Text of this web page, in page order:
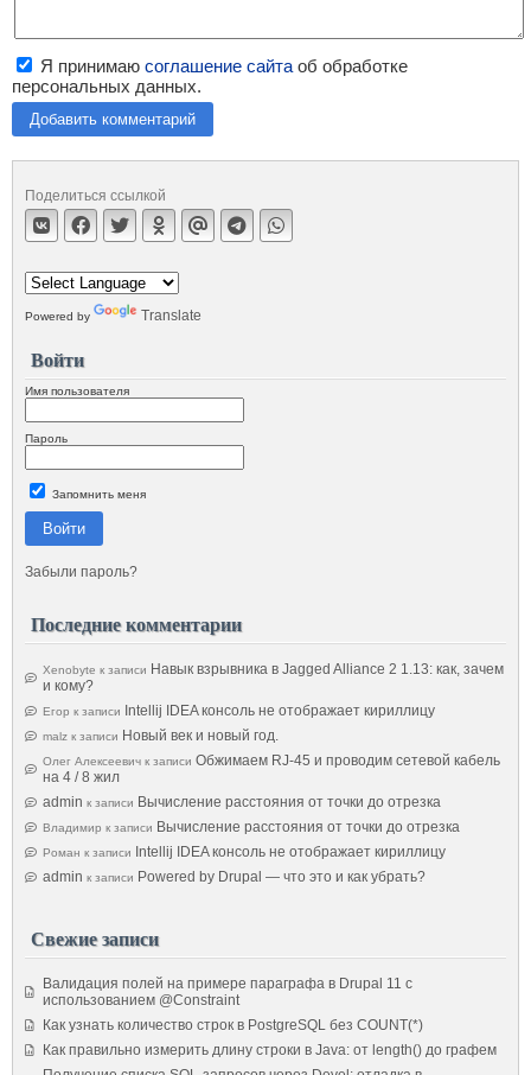
Я принимаю соглашение сайта об обработке
персональных данных.
Добавить комментарий
Поделиться ссылкой
Powered by Translate
Войти
Имя пользователя
Пароль
Запомнить меня
Войти
Забыли пароль?
Последние комментарии
Xenobyte к записи Навык взрывника в Jagged Alliance 2 1.13: как, зачем
и кому?
Егор к записи Intellij IDEA консоль не отображает кириллицу
malz к записи Новый век и новый год.
Олег Алексеевич к записи Обжимаем RJ-45 и проводим сетевой кабель
на 4 / 8 жил
admin к записи Вычисление расстояния от точки до отрезка
Владимир к записи Вычисление расстояния от точки до отрезка
Роман к записи Intellij IDEA консоль не отображает кириллицу
admin к записи Powered by Drupal — что это и как убрать?
Свежие записи
Валидация полей на примере параграфа в Drupal 11 с
использованием @Constraint
Как узнать количество строк в PostgreSQL без COUNT(*)
Как правильно измерить длину строки в Java: от length() до графем